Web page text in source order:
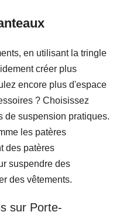
en utilisant la tringle
créer plus
encore plus d'espace
? Choisissez
de suspension pratiques.
les patères
des patères
suspendre des
des vêtements.
sur Porte-